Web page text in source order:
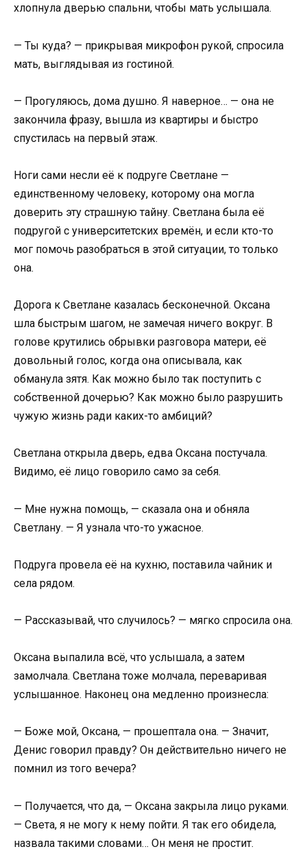
хлопнула дверью спальни, чтобы мать услышала.
— Ты куда? — прикрывая микрофон рукой, спросила
мать, выглядывая из гостиной.
— Прогуляюсь, дома душно. Я наверное… — она не
закончила фразу, вышла из квартиры и быстро
спустилась на первый этаж.
Ноги сами несли её к подруге Светлане —
единственному человеку, которому она могла
доверить эту страшную тайну. Светлана была её
подругой с университетских времён, и если кто-то
мог помочь разобраться в этой ситуации, то только
она.
Дорога к Светлане казалась бесконечной. Оксана
шла быстрым шагом, не замечая ничего вокруг. В
голове крутились обрывки разговора матери, её
довольный голос, когда она описывала, как
обманула зятя. Как можно было так поступить с
собственной дочерью? Как можно было разрушить
чужую жизнь ради каких-то амбиций?
Светлана открыла дверь, едва Оксана постучала.
Видимо, её лицо говорило само за себя.
— Мне нужна помощь, — сказала она и обняла
Светлану. — Я узнала что-то ужасное.
Подруга провела её на кухню, поставила чайник и
села рядом.
— Рассказывай, что случилось? — мягко спросила она.
Оксана выпалила всё, что услышала, а затем
замолчала. Светлана тоже молчала, переваривая
услышанное. Наконец она медленно произнесла:
— Боже мой, Оксана, — прошептала она. — Значит,
Денис говорил правду? Он действительно ничего не
помнил из того вечера?
— Получается, что да, — Оксана закрыла лицо руками.
— Света, я не могу к нему пойти. Я так его обидела,
назвала такими словами… Он меня не простит.